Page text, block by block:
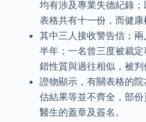
均有涉及專業失德紀錄
表格共有十一份，而健康
其中三人接收警告信；
半年；一名曾三度被裁
錯性質與過往相似，被判
證物顯示，有關表格的
估結果等並不齊全，部
醫生的蓋章及簽名。